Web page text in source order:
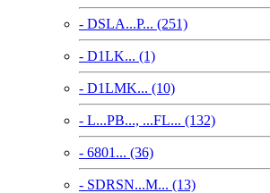
- DSLA...P... (251)
- D1LK... (1)
- D1LMK... (10)
- L...PB..., ...FL... (132)
- 6801... (36)
- SDRSN...M... (13)